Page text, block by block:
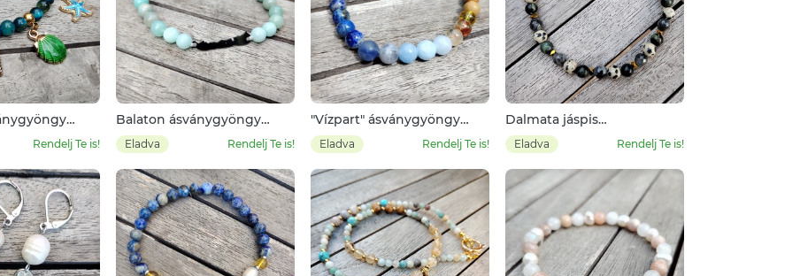
Rendelj Te is!
Balaton ásványgyöngy
karkötő
Eladva Rendelj Te is!
"Vízpart" ásványgyöngy
karkötő
Eladva Rendelj Te is!
Dalmata jáspis
ásványgyöngy karkötő
Eladva Rendelj Te is!